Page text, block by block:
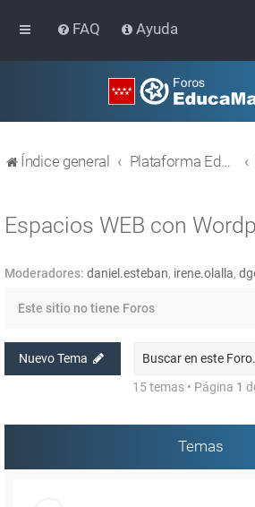
FAQ Ayuda
Índice general Plataforma Educativa EducaMadrid
Espacios WEB con
Moderadores: daniel.esteban, irene.olalla,
Este sitio no tiene Foros
Nuevo Tema
15 temas • Página 1
Temas